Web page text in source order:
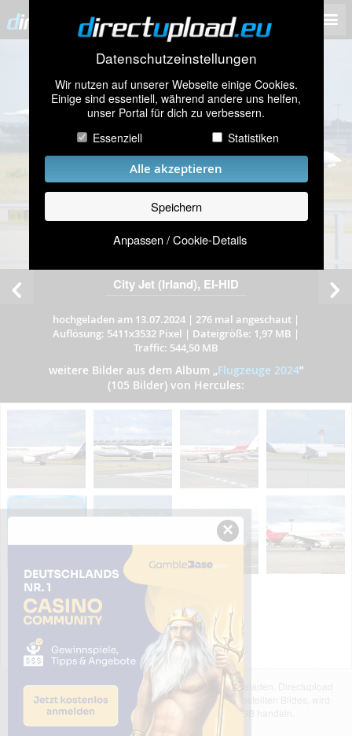
Datenschutzeinstellungen
Wir nutzen auf unserer Webseite einige Cookies.
Einige sind essentiell, während andere uns helfen,
unser Portal für dich zu verbessern.
Essenziell
Statistiken
Alle akzeptieren
Speichern
Anpassen / Cookie-Details
City Jet (Irland), EI-HID
hochgeladen am 13.07.2024 | 276 mal angeschaut |
Auflösung: 5411x3532 Pixel | Dateigröße: 1,97 MB |
Traffic: 544,50 MB
weitere Bilder aus dem Album „Flugzeuge 2024”
(105 Bilder) von Hercules:
Das dargestellte Bild wurde von einem Nutzer hochgeladen. Directupload
übernimmt keinerlei Haftung für den Inhalt des dargestellten Bildes, wird
jedoch bei Verstößen nach §2(3) unserer AGB handeln.
×